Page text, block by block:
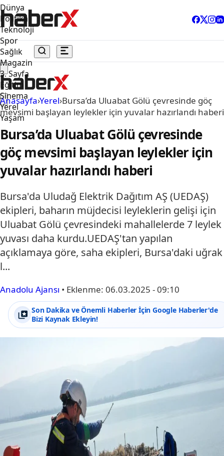
Dünya
Politika
Teknoloji
Spor
Sağlık
Magazin
3. Sayfa
Eğitim
Sinema
Yerel
Yaşam
Anasayfa›Yerel›Bursa’da Uluabat Gölü çevresinde göç
mevsimi başlayan leylekler için yuvalar hazırlandı haberi
Bursa’da Uluabat Gölü çevresinde
göç mevsimi başlayan leylekler için
yuvalar hazırlandı haberi
Bursa'da Uludağ Elektrik Dağıtım AŞ (UEDAŞ)
ekipleri, baharın müjdecisi leyleklerin gelişi için
Uluabat Gölü çevresindeki mahallelerde 7 leylek
yuvası daha kurdu.UEDAŞ'tan yapılan
açıklamaya göre, saha ekipleri, Bursa'daki uğrak
l...
Anadolu Ajansı • Eklenme: 06.03.2025 - 09:10
Son Dakika ve Önemli Haberler İçin Google Haberler'de
Bizi Kaynak Ekleyin!